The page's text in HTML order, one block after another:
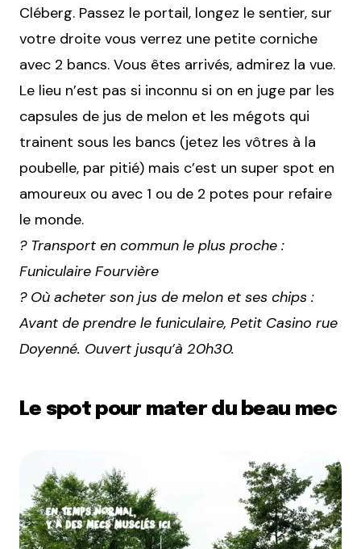
Cléberg. Passez le portail, longez le sentier, sur
votre droite vous verrez une petite corniche
avec 2 bancs. Vous êtes arrivés, admirez la vue.
Le lieu n’est pas si inconnu si on en juge par les
capsules de jus de melon et les mégots qui
trainent sous les bancs (jetez les vôtres à la
poubelle, par pitié) mais c’est un super spot en
amoureux ou avec 1 ou de 2 potes pour refaire
le monde.
? Transport en commun le plus proche :
Funiculaire Fourvière
? Où acheter son jus de melon et ses chips :
Avant de prendre le funiculaire, Petit Casino rue
Doyenné. Ouvert jusqu’à 20h30.
Le spot pour mater du beau mec